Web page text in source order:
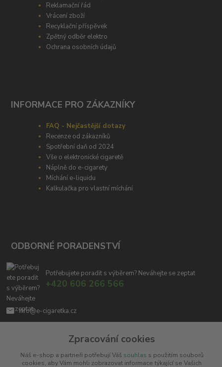
Reklamační řád
Vrácení zboží
Recyklační příspěvek
Zpětný odběr elektro
Ochrana osobních údajů
INFORMACE PRO ZÁKAZNÍKY
FAQ - Nejčastější dotazy
Recenze od zákazníků
Spotřební daň od 2024
Vše o elektronické cigaretě
Náplně do e-cigarety
Míchání e-liquidu
Kalkulačka pro vlastní míchání
ODBORNÉ PORADENSTVÍ
Potřebujete poradit s výběrem? Neváhejte se zeptat
+420 606 266 566
info@e-cigaretka.cz
Zpracování cookies
Náš e-shop a partneři potřebují Váš souhlas s použitím souborů
cookies, aby Vám mohli zobrazovat informace týkající se Vašich